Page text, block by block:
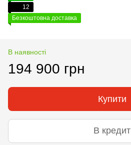
12
Безкоштовна доставка
В наявності
194 900 грн
Купити
В кредит